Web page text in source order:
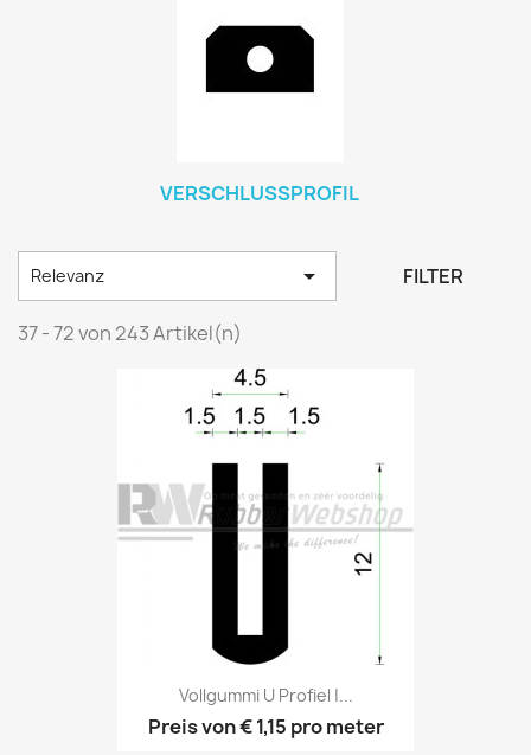
VERSCHLUSSPROFIL
Relevanz  FILTER
37 - 72 von 243 Artikel(n)
Vollgummi U Profiel |...
Preis von€ 1,15 pro meter